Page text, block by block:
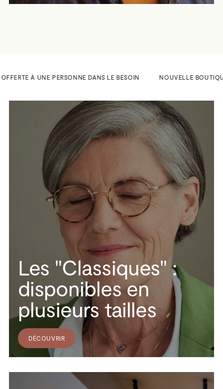
À UNE PERSONNE DANS LE BESOIN NOUVELLE BOUTIQUE
Les "Classiques" :
disponibles en
plusieurs tailles
DÉCOUVRIR